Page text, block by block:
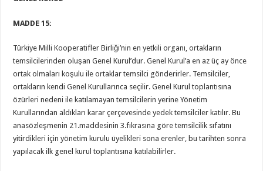
MADDE 15:
Türkiye Milli Kooperatifler Birliği’nin en yetkili organı, ortakların
temsilcilerinden oluşan Genel Kurul’dur. Genel Kurul’a en az üç ay önce
ortak olmaları koşulu ile ortaklar temsilci gönderirler. Temsilciler,
ortakların kendi Genel Kurullarınca seçilir. Genel Kurul toplantısına
özürleri nedeni ile katılamayan temsilcilerin yerine Yönetim
Kurullarından aldıkları karar çerçevesinde yedek temsilciler katılır. Bu
anasözleşmenin 21.maddesinin 3.fıkrasına göre temsilcilik sıfatını
yitirdikleri için yönetim kurulu üyelikleri sona erenler, bu tarihten sonra
yapılacak ilk genel kurul toplantısına katılabilirler.